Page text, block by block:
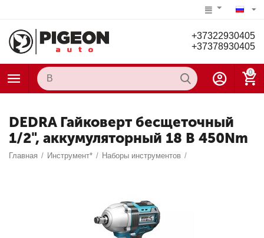
+37322930405
+37378930405
0
DEDRA Гайковерт бесщеточный
1/2", аккумуляторный 18 В 450Nm
Главная / Инструмент* / Наборы инструментов /